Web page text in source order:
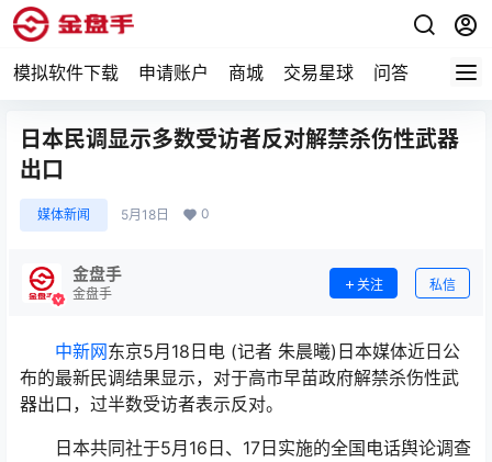
模拟软件下载 申请账户 商城 交易星球 问答 专题
日本民调显示多数受访者反对解禁杀伤性武器
出口
媒体新闻 5月18日 0
金盘手
金盘手
关注 私信
中新网东京5月18日电 (记者 朱晨曦)日本媒体近日公
布的最新民调结果显示，对于高市早苗政府解禁杀伤性武
器出口，过半数受访者表示反对。
日本共同社于5月16日、17日实施的全国电话舆论调查